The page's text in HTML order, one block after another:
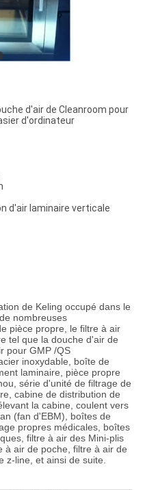
d'air de Cleanroom pour
d'ordinateur
d'air laminaire verticale
de Keling occupé dans le
nombreuses
pièce propre, le filtre à air
tel que la douche d'air de
pour GMP /QS
inoxydable, boîte de
laminaire, pièce propre
série d'unité de filtrage de
cabine de distribution de
la cabine, coulent vers
(fan d'EBM), boîtes de
propres médicales, boîtes
filtre à air des Mini-plis
à air de poche, filtre à air de
z-line, et ainsi de suite.